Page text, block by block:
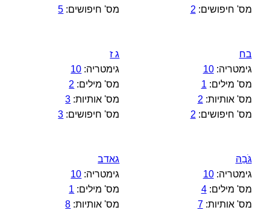
מס' חיפושים: 2
מס' חיפושים: 5
בח
גימטריה:10
מס' מילים: 1
מס' אותיות: 2
מס' חיפושים: 2
ג ז
גימטריה: 10
מס' מילים: 2
מס' אותיות: 3
מס' חיפושים: 3
גֹּבַהּ
גימטריה:10
מס' מילים:4
מס' אותיות:7
גאדב
גימטריה: 10
מס' מילים: 1
מס' אותיות: 8